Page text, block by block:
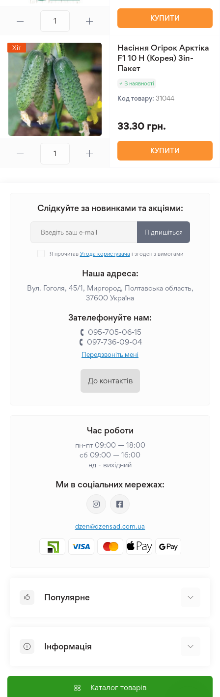
КУПИТИ
Хіт
Насіння Огірок Арктіка
F1 10 Н (Корея) Зіп-
Пакет
В наявності
Код товару: 31044
33.30 грн.
КУПИТИ
Слідкуйте за новинками та акціями:
Підпишіться
Я прочитав Угода користувача і згоден з вимогами
Наша адреса:
Вул. Гоголя, 45/1, Миргород, Полтавська область,
37600 Україна
Зателефонуйте нам:
095-705-06-15
097-736-09-04
Передзвоніть мені
До контактів
Час роботи
пн-пт 09:00 — 18:00
сб 09:00 — 16:00
нд - вихідний
Ми в соціальних мережах:
dzen@dzensad.com.ua
Популярне
Лілія
Насіння
Інформація
Доставка і оплата
Каталог товарів